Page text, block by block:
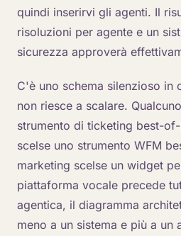
quindi inserirvi gli agenti. Il
risoluzioni per agente e un
sicurezza approverà
C'è uno schema silenzioso in
non riesce a scalare.
strumento di ticketing best-
scelse uno strumento WFM
marketing scelse un widget
piattaforma vocale precede
agentica, il diagramma
meno a un sistema e più a un